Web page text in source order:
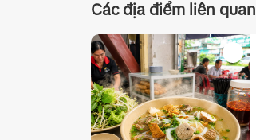
Các địa điểm liên quan